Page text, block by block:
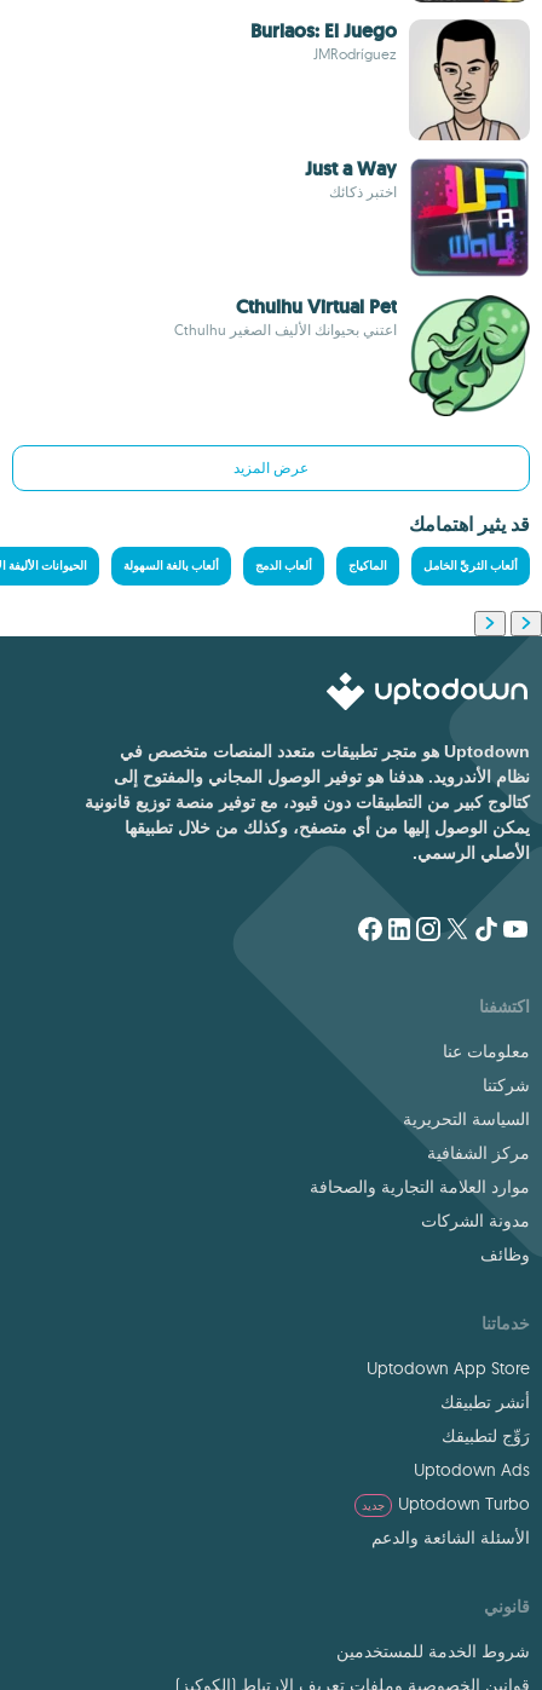
Burlaos: El Juego
JMRodríguez
Just a Way
اختبر ذكائك
Cthulhu Virtual Pet
اعتني بحيوانك الأليف الصغير Cthulhu
عرض المزيد
قد يثير اهتمامك
ألعاب الثريِّ الخامل الماكياج ألعاب الدمج ألعاب بالغة السهولة الحيوانات الأليفة
Uptodown هو متجر تطبيقات متعدد المنصات متخصص في
نظام الأندرويد. هدفنا هو توفير الوصول المجاني والمفتوح إلى
كتالوج كبير من التطبيقات دون قيود، مع توفير منصة توزيع قانونية
يمكن الوصول إليها من أي متصفح، وكذلك من خلال تطبيقها
الأصلي الرسمي.
اكتشفنا
معلومات عنا
شركتنا
السياسة التحريرية
مركز الشفافية
موارد العلامة التجارية والصحافة
مدونة الشركات
وظائف
خدماتنا
Uptodown App Store
أنشر تطبيقك
رَوِّج لتطبيقك
Uptodown Ads
Uptodown Turbo
جديد
الأسئلة الشائعة والدعم
قانوني
شروط الخدمة للمستخدمين
قوانين الخصوصية وملفات تعريف الارتباط (الكوكيز)